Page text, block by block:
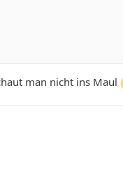
man nicht ins Maul